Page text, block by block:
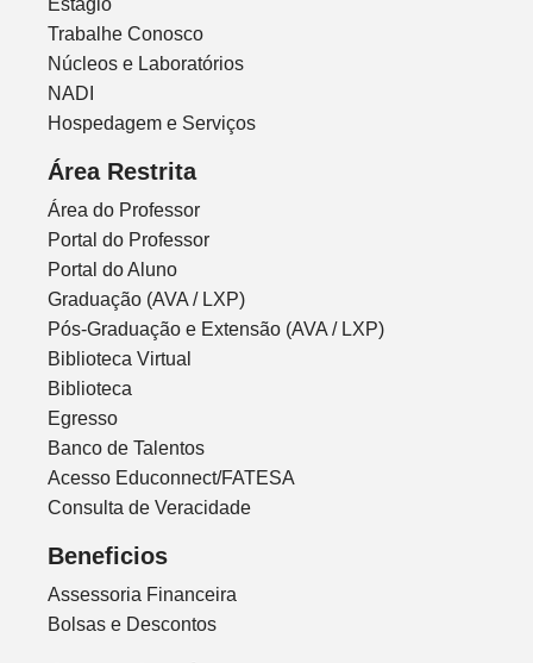
Estágio
Trabalhe Conosco
Núcleos e Laboratórios
NADI
Hospedagem e Serviços
Área Restrita
Área do Professor
Portal do Professor
Portal do Aluno
Graduação (AVA / LXP)
Pós-Graduação e Extensão (AVA / LXP)
Biblioteca Virtual
Biblioteca
Egresso
Banco de Talentos
Acesso Educonnect/FATESA
Consulta de Veracidade
Beneficios
Assessoria Financeira
Bolsas e Descontos